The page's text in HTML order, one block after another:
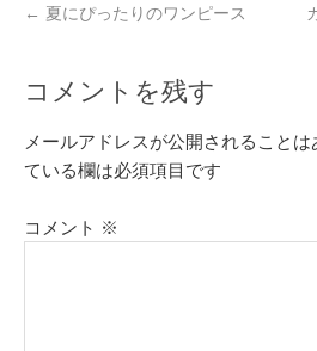
← 夏にぴったりのワンピース
コメントを残す
メールアドレスが公開されることは
ている欄は必須項目です
コメント ※